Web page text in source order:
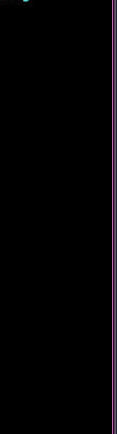
ำสถานที่ท่อง
ได้ไหม ?
banking ทุก
ชำระได้ ไม่